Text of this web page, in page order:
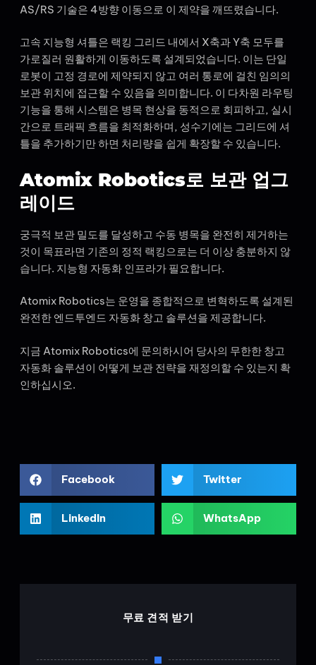
AS/RS 기술은 4방향 이동으로 이 제약을 깨뜨렸습니다.
고속 지능형 셔틀은 랙킹 그리드 내에서 X축과 Y축 모두를
가로질러 원활하게 이동하도록 설계되었습니다. 이는 단일
로봇이 고정 경로에 제약되지 않고 여러 통로에 걸친 임의의
보관 위치에 접근할 수 있음을 의미합니다. 이 다차원 라우팅
기능을 통해 시스템은 병목 현상을 동적으로 회피하고, 실시
간으로 트래픽 흐름을 최적화하며, 성수기에는 그리드에 셔
틀을 추가하기만 하면 처리량을 쉽게 확장할 수 있습니다.
Atomix Robotics로 보관 업그
레이드
궁극적 보관 밀도를 달성하고 수동 병목을 완전히 제거하는
것이 목표라면 기존의 정적 랙킹으로는 더 이상 충분하지 않
습니다. 지능형 자동화 인프라가 필요합니다.
Atomix Robotics는 운영을 종합적으로 변혁하도록 설계된
완전한 엔드투엔드 자동화 창고 솔루션을 제공합니다.
지금 Atomix Robotics에 문의하시어 당사의 무한한 창고
자동화 솔루션이 어떻게 보관 전략을 재정의할 수 있는지 확
인하십시오.
Facebook Twitter
LinkedIn WhatsApp
무료 견적 받기